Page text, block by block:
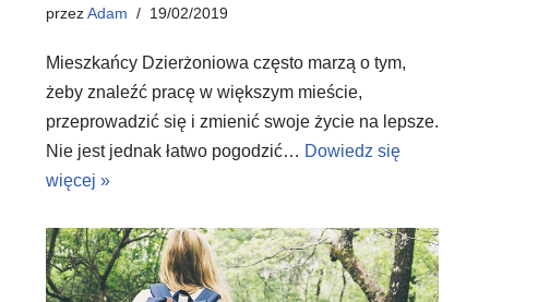
przezAdam 19/02/2019
Mieszkańcy Dzierżoniowa często marzą o tym,
żeby znaleźć pracę w większym mieście,
przeprowadzić się i zmienić swoje życie na lepsze.
Nie jest jednak łatwo pogodzić… Dowiedz się
więcej »